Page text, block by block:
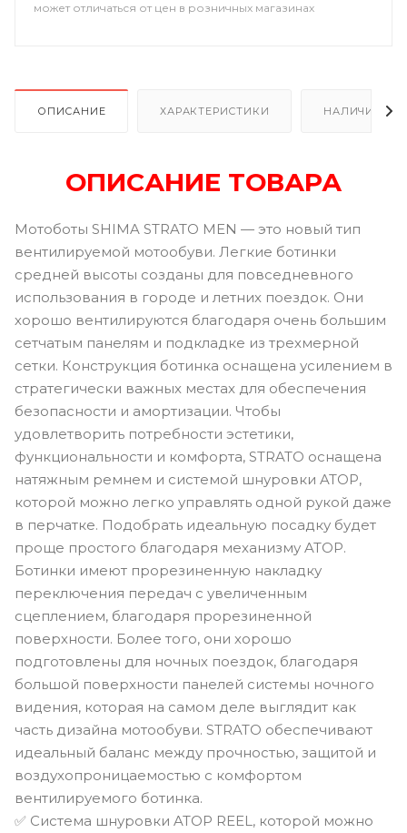
может отличаться от цен в розничных магазинах
ОПИСАНИЕ ХАРАКТЕРИСТИКИ НАЛИЧИЕ
ОПИСАНИЕ ТОВАРА
Мотоботы SHIMA STRATO MEN — это новый тип
вентилируемой мотообуви. Легкие ботинки
средней высоты созданы для повседневного
использования в городе и летних поездок. Они
хорошо вентилируются благодаря очень большим
сетчатым панелям и подкладке из трехмерной
сетки. Конструкция ботинка оснащена усилением в
стратегически важных местах для обеспечения
безопасности и амортизации. Чтобы
удовлетворить потребности эстетики,
функциональности и комфорта, STRATO оснащена
натяжным ремнем и системой шнуровки ATOP,
которой можно легко управлять одной рукой даже
в перчатке. Подобрать идеальную посадку будет
проще простого благодаря механизму ATOP.
Ботинки имеют прорезиненную накладку
переключения передач с увеличенным
сцеплением, благодаря прорезиненной
поверхности. Более того, они хорошо
подготовлены для ночных поездок, благодаря
большой поверхности панелей системы ночного
видения, которая на самом деле выглядит как
часть дизайна мотообуви. STRATO обеспечивают
идеальный баланс между прочностью, защитой и
воздухопроницаемостью с комфортом
вентилируемого ботинка.
✅ Система шнуровки ATOP REEL, которой можно